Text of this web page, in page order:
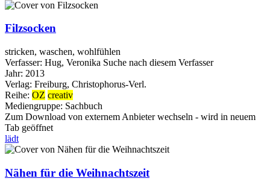
Filzsocken
stricken, waschen, wohlfühlen
Verfasser: Hug, Veronika Suche nach diesem Verfasser
Jahr: 2013
Verlag: Freiburg, Christophorus-Verl.
Reihe: OZ creativ
Mediengruppe: Sachbuch
Zum Download von externem Anbieter wechseln - wird in neuem
Tab geöffnet
lädt
Nähen für die Weihnachtszeit